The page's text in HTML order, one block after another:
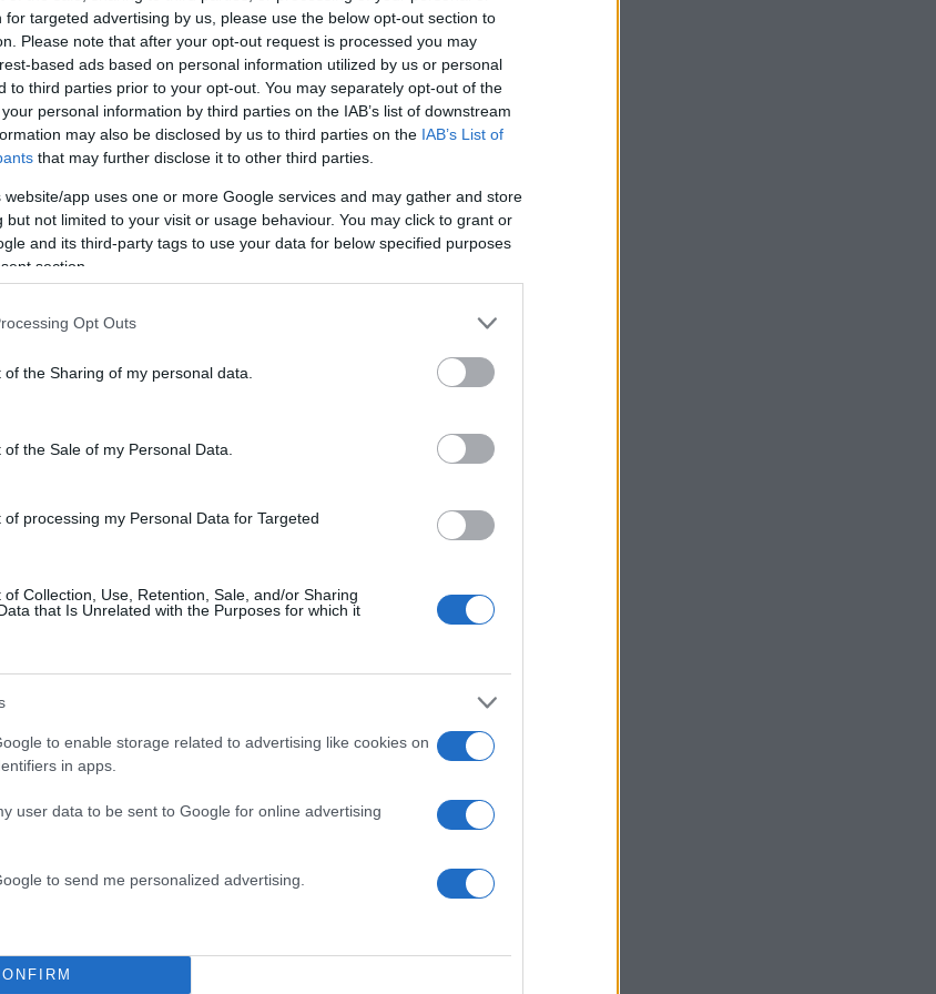
for targeted advertising by us, please use the below opt-out section to
Please note that after your opt-out request is processed you may
based ads based on personal information utilized by us or personal
to third parties prior to your opt-out. You may separately opt-out of the
personal information by third parties on the IAB’s list of downstream
may also be disclosed by us to third parties on the IAB’s List of
that may further disclose it to other third parties.
website/app uses one or more Google services and may gather and store
but not limited to your visit or usage behaviour. You may click to grant or
and its third-party tags to use your data for below specified purposes
section.
Opt Outs
the Sharing of my personal data.
the Sale of my Personal Data.
processing my Personal Data for Targeted
Collection, Use, Retention, Sale, and/or Sharing
that Is Unrelated with the Purposes for which it
to enable storage related to advertising like cookies on
in apps.
user data to be sent to Google for online advertising
to send me personalized advertising.
σε
22:1013.12.23
Προβλέψεις για τρεις μειώσεις